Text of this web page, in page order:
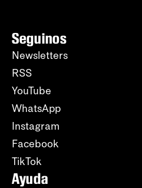
Seguinos
Newsletters
RSS
YouTube
WhatsApp
Instagram
Facebook
TikTok
Ayuda